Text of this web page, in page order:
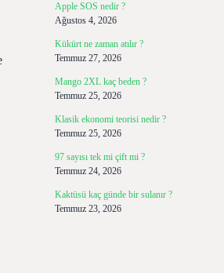
Apple SOS nedir ?
Ağustos 4, 2026
Kükürt ne zaman atılır ?
Temmuz 27, 2026
Mango 2XL kaç beden ?
Temmuz 25, 2026
Klasik ekonomi teorisi nedir ?
Temmuz 25, 2026
97 sayısı tek mi çift mi ?
Temmuz 24, 2026
Kaktüsü kaç günde bir sulanır ?
Temmuz 23, 2026